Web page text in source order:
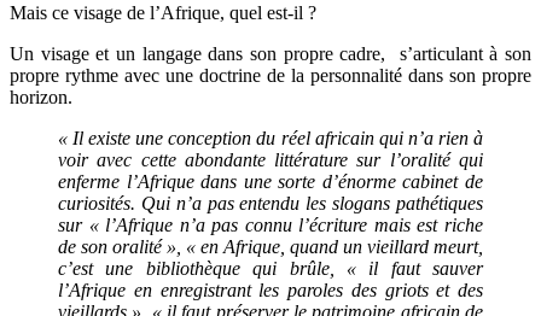
Mais ce visage de l’Afrique, quel est-il ?
Un visage et un langage dans son propre cadre, s’articulant à son
propre rythme avec une doctrine de la personnalité dans son propre
horizon.
« Il existe une conception du réel africain qui n’a rien à
voir avec cette abondante littérature sur l’oralité qui
enferme l’Afrique dans une sorte d’énorme cabinet de
curiosités. Qui n’a pas entendu les slogans pathétiques
sur « l’Afrique n’a pas connu l’écriture mais est riche
de son oralité », « en Afrique, quand un vieillard meurt,
c’est une bibliothèque qui brûle, « il faut sauver
l’Afrique en enregistrant les paroles des griots et des
vieillards », « il faut préserver le patrimoine africain de